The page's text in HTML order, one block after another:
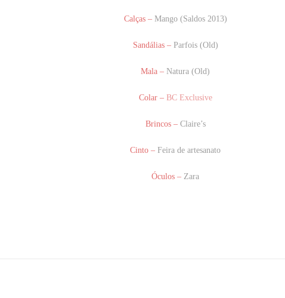
Calças – Mango (Saldos 2013)
Sandálias – Parfois (Old)
Mala – Natura (Old)
Colar – BC Exclusive
Brincos – Claire’s
Cinto – Feira de artesanato
Óculos – Zara